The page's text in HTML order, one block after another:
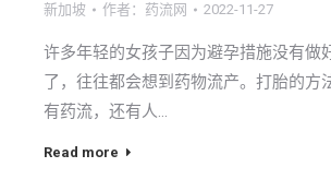
新加坡 作者： 药流网 2022-11-27
许多年轻的女孩子因为避孕措施没有做
了，往往都会想到药物流产。打胎的方
有药流，还有人…
Read more